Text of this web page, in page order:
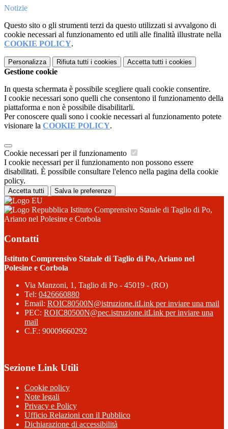
Notizie
Questo sito o gli strumenti terzi da questo utilizzati si avvalgono di
cookie necessari al funzionamento ed utili alle finalità illustrate nella
COOKIE POLICY.
Personalizza Rifiuta tutti i cookies Accetta tutti i cookies
Gestione cookie
In questa schermata è possibile scegliere quali cookie consentire.
I cookie necessari sono quelli che consentono il funzionamento della
piattaforma e non è possibile disabilitarli.
Per conoscere quali sono i cookie necessari al funzionamento potete
visionare la COOKIE POLICY.
Cookie necessari per il funzionamento
I cookie necessari per il funzionamento non possono essere
disabilitati. È possibile consultare l'elenco nella pagina della cookie
policy.
Accetta tutti Salva le preferenze
Istituto Comprensivo Statale di Taglio di Po,
Ariano nel Polesine e Corbola
Contatti
Istituto Comprensivo Statale di Taglio di Po, Ariano nel
Polesine e Corbola
Via Manzoni, 1, Taglio di Po - 45019 - (RO)
Tel: 0426660880
Email: ROIC80500N@istruzione.itLink per inviare una mail
PEC: ROIC80500N@pec.istruzione.itLink per inviare una
mail
C.F.: 90009660292
Sezione Link Utili
Cookie policy
Note legali
Privacy e Policy
Ufficio Relazioni con il Pubblico
Dichiarazione di accessibilità